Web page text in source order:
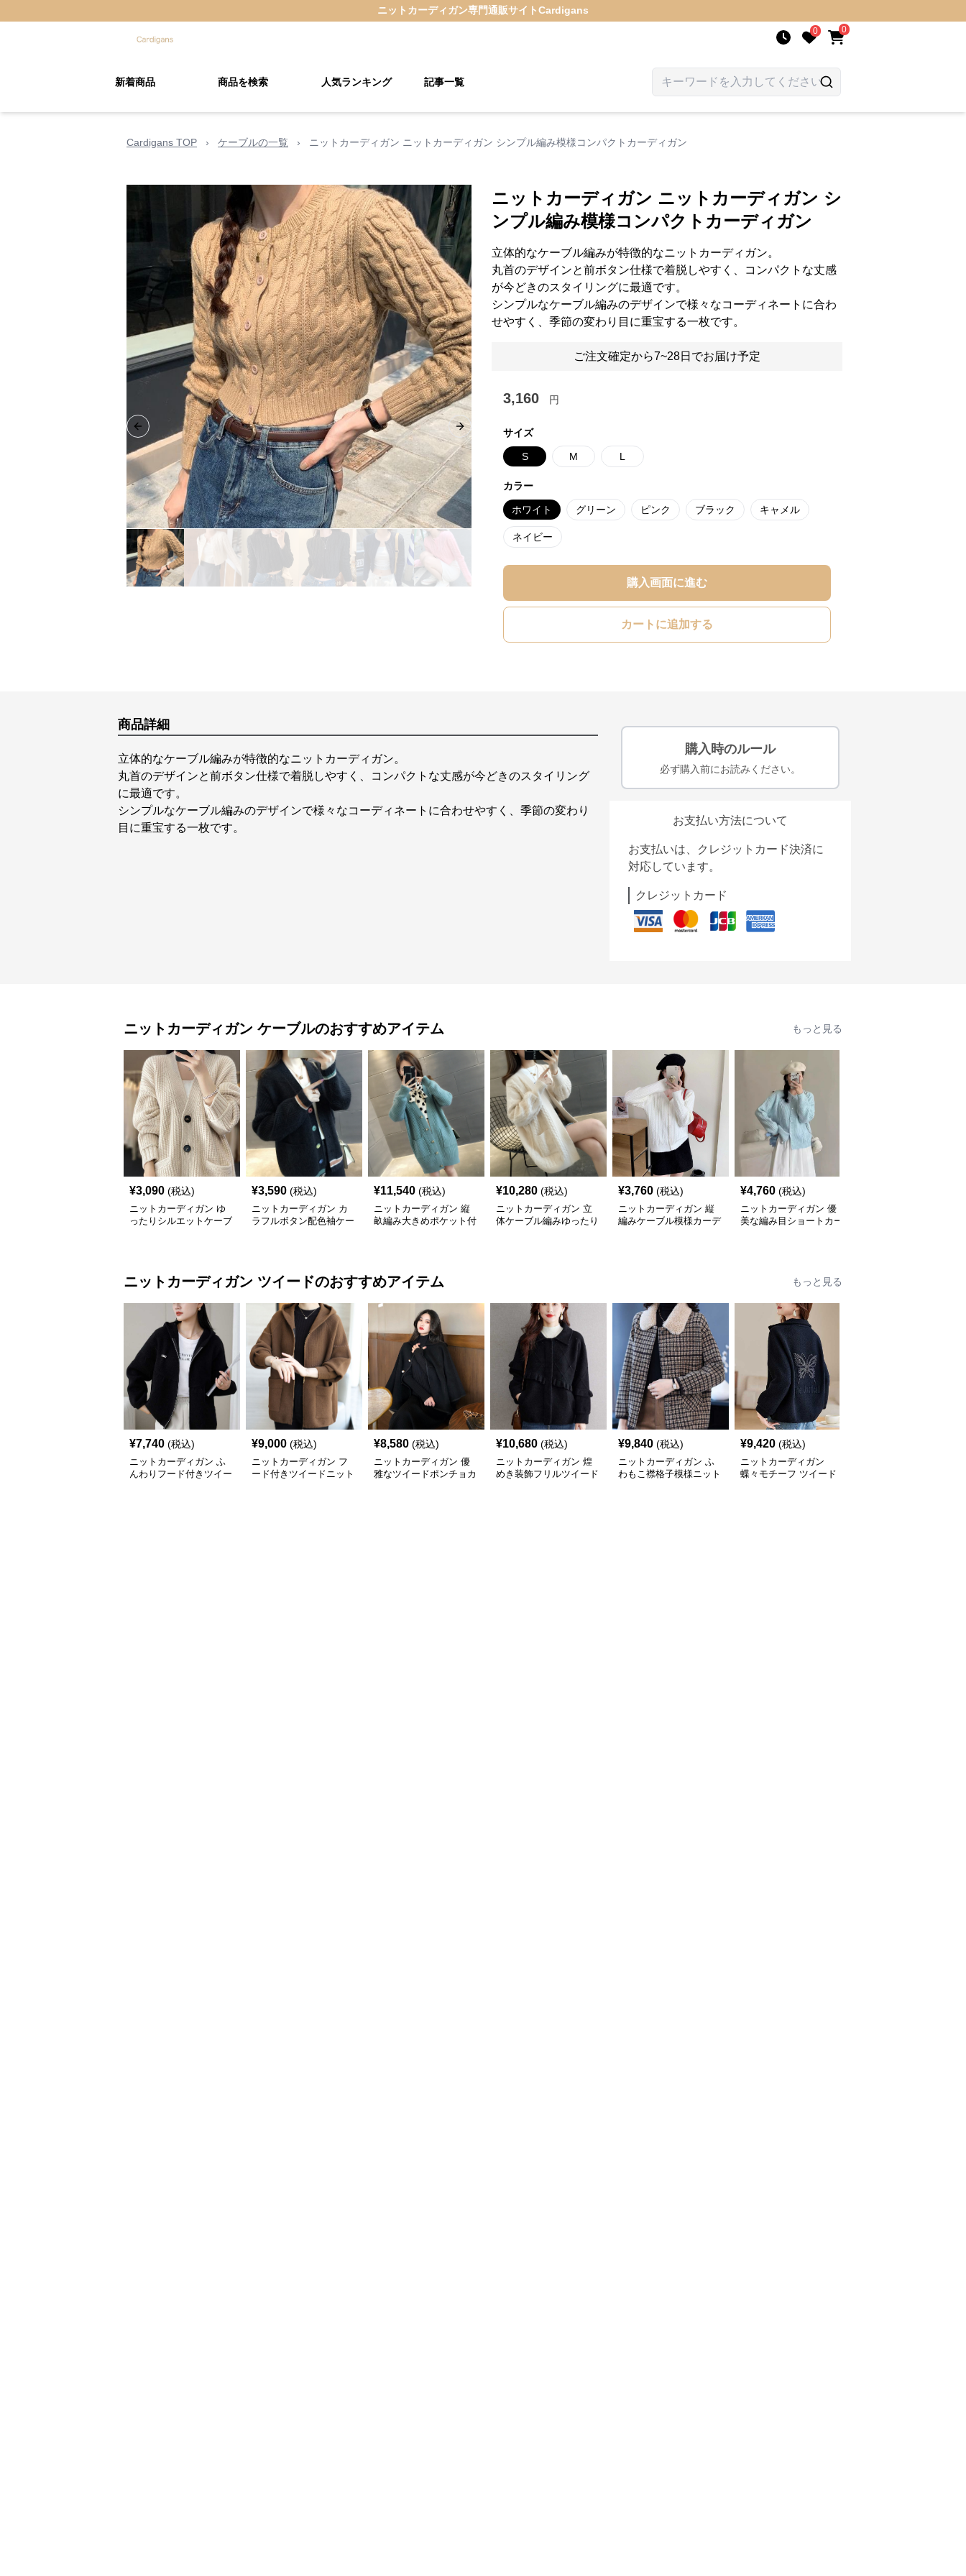
ニットカーディガン専門通販サイトCardigans
0 0
新着商品 商品を検索 人気ランキング 記事一覧
Cardigans TOP › ケーブルの一覧 › ニットカーディガン ニットカーディガン シンプル編み模様コンパクトカーディガン
Previous slide Next slide
ニットカーディガン ニットカーディガン シ
ンプル編み模様コンパクトカーディガン
立体的なケーブル編みが特徴的なニットカーディガン。
丸首のデザインと前ボタン仕様で着脱しやすく、コンパクトな丈感
が今どきのスタイリングに最適です。
シンプルなケーブル編みのデザインで様々なコーディネートに合わ
せやすく、季節の変わり目に重宝する一枚です。
ご注文確定から7~28日でお届け予定
3,160 円
サイズ
S M L
カラー
ホワイト グリーン ピンク ブラック キャメル
ネイビー
購入画面に進む
カートに追加する
商品詳細
立体的なケーブル編みが特徴的なニットカーディガン。
丸首のデザインと前ボタン仕様で着脱しやすく、コンパクトな丈感が今どきのスタイリング
に最適です。
シンプルなケーブル編みのデザインで様々なコーディネートに合わせやすく、季節の変わり
目に重宝する一枚です。
購入時のルール
必ず購入前にお読みください。
お支払い方法について
お支払いは、クレジットカード決済に
対応しています。
クレジットカード
ニットカーディガン ケーブルのおすすめアイテム もっと見る
¥3,090 (税込)
ニットカーディガン ゆ
ったりシルエットケーブ
¥3,590 (税込)
ニットカーディガン カ
ラフルボタン配色袖ケー
¥11,540 (税込)
ニットカーディガン 縦
畝編み大きめポケット付
¥10,280 (税込)
ニットカーディガン 立
体ケーブル編みゆったり
¥3,760 (税込)
ニットカーディガン 縦
編みケーブル模様カーデ
¥4,760 (税込)
ニットカーディガン 優
美な編み目ショートカー
ニットカーディガン ツイードのおすすめアイテム もっと見る
¥7,740 (税込)
ニットカーディガン ふ
んわりフード付きツイー
¥9,000 (税込)
ニットカーディガン フ
ード付きツイードニット
¥8,580 (税込)
ニットカーディガン 優
雅なツイードポンチョカ
¥10,680 (税込)
ニットカーディガン 煌
めき装飾フリルツイード
¥9,840 (税込)
ニットカーディガン ふ
わもこ襟格子模様ニット
¥9,420 (税込)
ニットカーディガン
蝶々モチーフ ツイード